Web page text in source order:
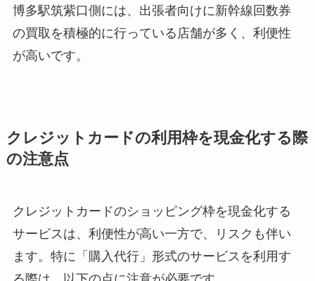
博多駅筑紫口側には、出張者向けに新幹線回数券
の買取を積極的に行っている店舗が多く、利便性
が高いです。
クレジットカードの利用枠を現金化する際
の注意点
クレジットカードのショッピング枠を現金化する
サービスは、利便性が高い一方で、リスクも伴い
ます。特に「購入代行」形式のサービスを利用す